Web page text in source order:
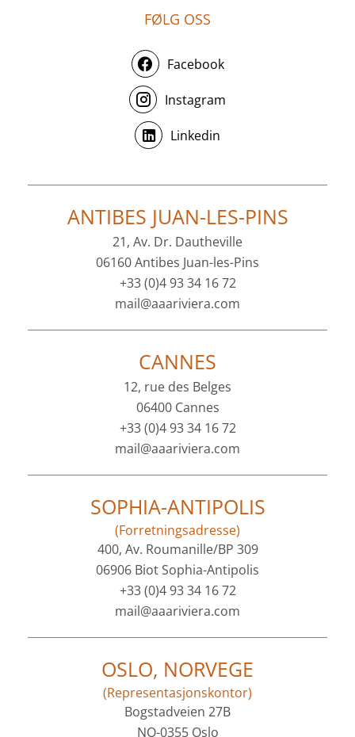
FØLG OSS
Facebook
Instagram
Linkedin
ANTIBES JUAN-LES-PINS
21, Av. Dr. Dautheville
06160 Antibes Juan-les-Pins
+33 (0)4 93 34 16 72
mail@aaariviera.com
CANNES
12, rue des Belges
06400 Cannes
+33 (0)4 93 34 16 72
mail@aaariviera.com
SOPHIA-ANTIPOLIS
(Forretningsadresse)
400, Av. Roumanille/BP 309
06906 Biot Sophia-Antipolis
+33 (0)4 93 34 16 72
mail@aaariviera.com
OSLO, NORVEGE
(Representasjonskontor)
Bogstadveien 27B
NO-0355 Oslo